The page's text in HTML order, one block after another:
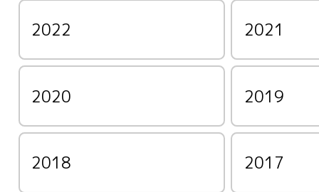
2022 2021
2020 2019
2018 2017